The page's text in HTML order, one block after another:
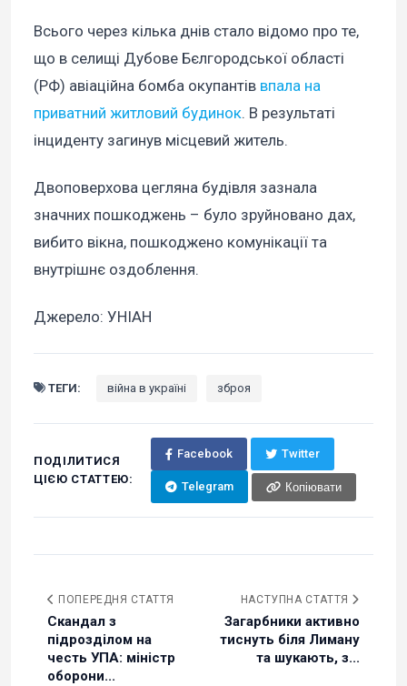
Всього через кілька днів стало відомо про те,
що в селищі Дубове Бєлгородської області
(РФ) авіаційна бомба окупантів впала на
приватний житловий будинок. В результаті
інциденту загинув місцевий житель.
Двоповерхова цегляна будівля зазнала
значних пошкоджень – було зруйновано дах,
вибито вікна, пошкоджено комунікації та
внутрішнє оздоблення.
Джерело: УНІАН
ТЕГИ: війна в україні зброя
ПОДІЛИТИСЯ
ЦІЄЮ СТАТТЕЮ:
Facebook Twitter
Telegram Копіювати
ПОПЕРЕДНЯ СТАТТЯ
Скандал з
підрозділом на
честь УПА: міністр
оборони...
НАСТУПНА СТАТТЯ
Загарбники активно
тиснуть біля Лиману
та шукають, з...